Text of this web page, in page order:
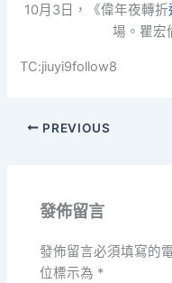
10月3日，《偉年夜轉折
場。瞿宏
TC:jiuyi9follow8
PREVIOUS
發佈留言
發佈留言必須填寫的
位標示為 *